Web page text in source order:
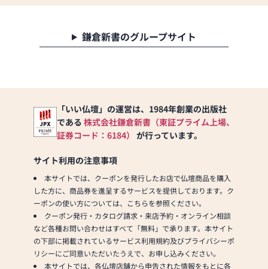
鎌倉新書のグループサイト
「いい仏壇」の運営は、1984年創業の出版社
である 株式会社鎌倉新書（東証プライム上場、
証券コード：6184） が行っています。
サイト利用の注意事項
本サイトでは、クーポンを発行したお店で仏壇商品を購入
した方に、商品券を進呈するサービスを提供しております。ク
ーポンの使い方については、こちらを参照ください。
クーポン発行・カタログ請求・来店予約・オンライン相談
など各種お問い合わせはすべて「無料」で承ります。本サイト
の下部に掲載されているサービス利用規約及びプライバシーポ
リシーにご同意いただいたうえで、お申し込みください。
本サイトでは、各仏壇店舗から申告された情報をもとに各